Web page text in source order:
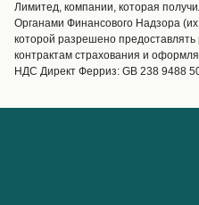
Маршруты и порты
Special Offers
Предлагает
Паромные билеты
Лимитед, компании, которая
Органами Финансового Надзора
которой разрешено
контрактам страхования и
НДС Директ Ферриз: GB 238 9488